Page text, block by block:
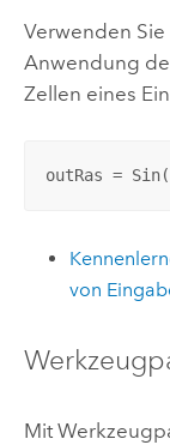
Verwenden
Anwendung
Zellen eines
outRas = Sin(
von
Mit